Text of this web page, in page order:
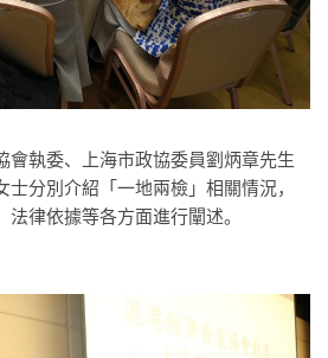
會執委、上海市政協委員劉炳章先生
分別介紹「一地兩檢」相關情況，
律依據等各方面進行闡述。